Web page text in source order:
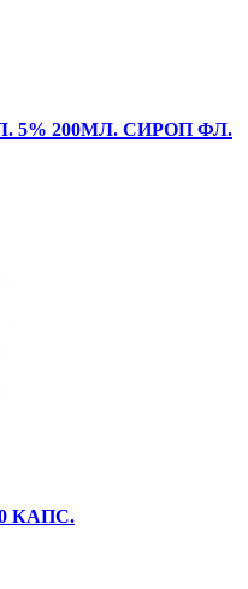
5% 200МЛ. СИРОП ФЛ.
КАПС.